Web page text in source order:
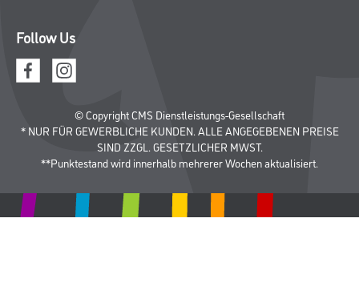
Follow Us
© Copyright CMS Dienstleistungs-Gesellschaft
* NUR FÜR GEWERBLICHE KUNDEN. ALLE ANGEGEBENEN PREISE
SIND ZZGL. GESETZLICHER MWST.
**Punktestand wird innerhalb mehrerer Wochen aktualisiert.